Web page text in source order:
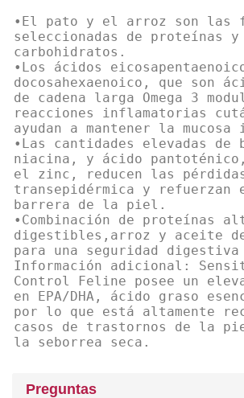
•El pato y el arroz son las
seleccionadas de proteínas y
carbohidratos.
•Los ácidos
docosahexaenoico, que son
de cadena larga Omega 3
reacciones inflamatorias
ayudan a mantener la
•Las cantidades elevadas de
niacina, y ácido
el zinc, reducen las
transepidérmica y refuerzan
barrera de la piel.
•Combinación de proteínas
digestibles,arroz y aceite de
para una seguridad digestiva
Información adicional:
Control Feline posee un
en EPA/DHA, ácido graso
por lo que está altamente
casos de trastornos de la
la seborrea seca.
Preguntas